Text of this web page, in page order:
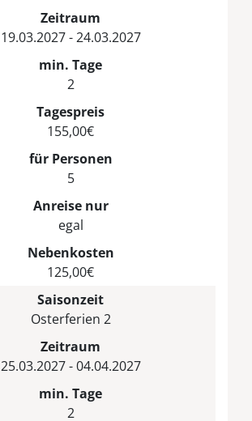
Zeitraum
19.03.2027 - 24.03.2027
min. Tage
2
Tagespreis
155,00€
für Personen
5
Anreise nur
egal
Nebenkosten
125,00€
Saisonzeit
Osterferien 2
Zeitraum
25.03.2027 - 04.04.2027
min. Tage
2